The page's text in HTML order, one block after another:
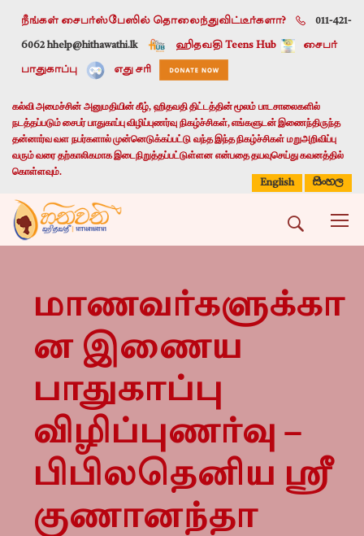
நீங்கள் சைபர்ஸ்பேஸில் தொலைந்துவிட்டீர்களா? 011-421-
6062 hhelp@hithawathi.lk ஹிதவதி Teens Hub சைபர்
பாதுகாப்பு எது சரி
கல்வி அமைச்சின் அனுமதியின் கீழ், ஹிதவதி திட்டத்தின் மூலம் பாடசாலைகளில்
நடத்தப்படும் சைபர் பாதுகாப்பு விழிப்புணர்வு நிகழ்ச்சிகள், எங்களுடன் இணைந்திருந்த
தன்னார்வ வள நபர்களால் முன்னெடுக்கப்பட்டு வந்த இந்த நிகழ்ச்சிகள் மறுஅறிவிப்பு
வரும் வரை தற்காலிகமாக இடைநிறுத்தப்பட்டுள்ளன என்பதை தயவுசெய்து கவனத்தில்
கொள்ளவும்.
English
සිංහල
மாணவர்களுக்கா
ன இணைய
பாதுகாப்பு
விழிப்புணர்வு –
பிபிலதெனிய ஸ்ரீ
குணானந்தா